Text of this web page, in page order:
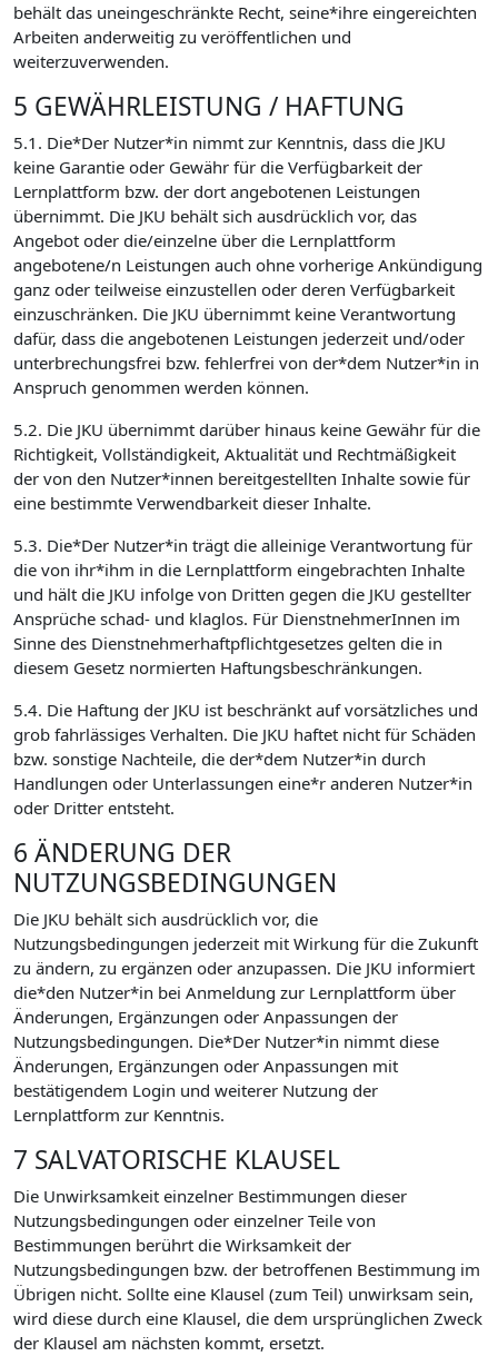
behält das uneingeschränkte Recht, seine*ihre eingereichten
Arbeiten anderweitig zu veröffentlichen und
weiterzuverwenden.
5 GEWÄHRLEISTUNG / HAFTUNG
5.1. Die*Der Nutzer*in nimmt zur Kenntnis, dass die JKU
keine Garantie oder Gewähr für die Verfügbarkeit der
Lernplattform bzw. der dort angebotenen Leistungen
übernimmt. Die JKU behält sich ausdrücklich vor, das
Angebot oder die/einzelne über die Lernplattform
angebotene/n Leistungen auch ohne vorherige Ankündigung
ganz oder teilweise einzustellen oder deren Verfügbarkeit
einzuschränken. Die JKU übernimmt keine Verantwortung
dafür, dass die angebotenen Leistungen jederzeit und/oder
unterbrechungsfrei bzw. fehlerfrei von der*dem Nutzer*in in
Anspruch genommen werden können.
5.2. Die JKU übernimmt darüber hinaus keine Gewähr für die
Richtigkeit, Vollständigkeit, Aktualität und Rechtmäßigkeit
der von den Nutzer*innen bereitgestellten Inhalte sowie für
eine bestimmte Verwendbarkeit dieser Inhalte.
5.3. Die*Der Nutzer*in trägt die alleinige Verantwortung für
die von ihr*ihm in die Lernplattform eingebrachten Inhalte
und hält die JKU infolge von Dritten gegen die JKU gestellter
Ansprüche schad- und klaglos. Für DienstnehmerInnen im
Sinne des Dienstnehmerhaftpflichtgesetzes gelten die in
diesem Gesetz normierten Haftungsbeschränkungen.
5.4. Die Haftung der JKU ist beschränkt auf vorsätzliches und
grob fahrlässiges Verhalten. Die JKU haftet nicht für Schäden
bzw. sonstige Nachteile, die der*dem Nutzer*in durch
Handlungen oder Unterlassungen eine*r anderen Nutzer*in
oder Dritter entsteht.
6 ÄNDERUNG DER
NUTZUNGSBEDINGUNGEN
Die JKU behält sich ausdrücklich vor, die
Nutzungsbedingungen jederzeit mit Wirkung für die Zukunft
zu ändern, zu ergänzen oder anzupassen. Die JKU informiert
die*den Nutzer*in bei Anmeldung zur Lernplattform über
Änderungen, Ergänzungen oder Anpassungen der
Nutzungsbedingungen. Die*Der Nutzer*in nimmt diese
Änderungen, Ergänzungen oder Anpassungen mit
bestätigendem Login und weiterer Nutzung der
Lernplattform zur Kenntnis.
7 SALVATORISCHE KLAUSEL
Die Unwirksamkeit einzelner Bestimmungen dieser
Nutzungsbedingungen oder einzelner Teile von
Bestimmungen berührt die Wirksamkeit der
Nutzungsbedingungen bzw. der betroffenen Bestimmung im
Übrigen nicht. Sollte eine Klausel (zum Teil) unwirksam sein,
wird diese durch eine Klausel, die dem ursprünglichen Zweck
der Klausel am nächsten kommt, ersetzt.